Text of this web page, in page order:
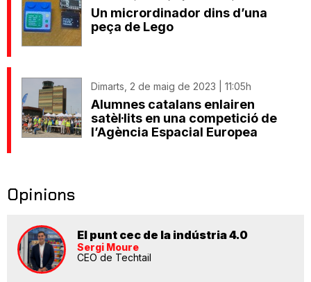
Un micrordinador dins d’una
peça de Lego
Dimarts, 2 de maig de 2023 | 11:05h
Alumnes catalans enlairen
satèl·lits en una competició de
l’Agència Espacial Europea
Opinions
El punt cec de la indústria 4.0
Sergi Moure
CEO de Techtail